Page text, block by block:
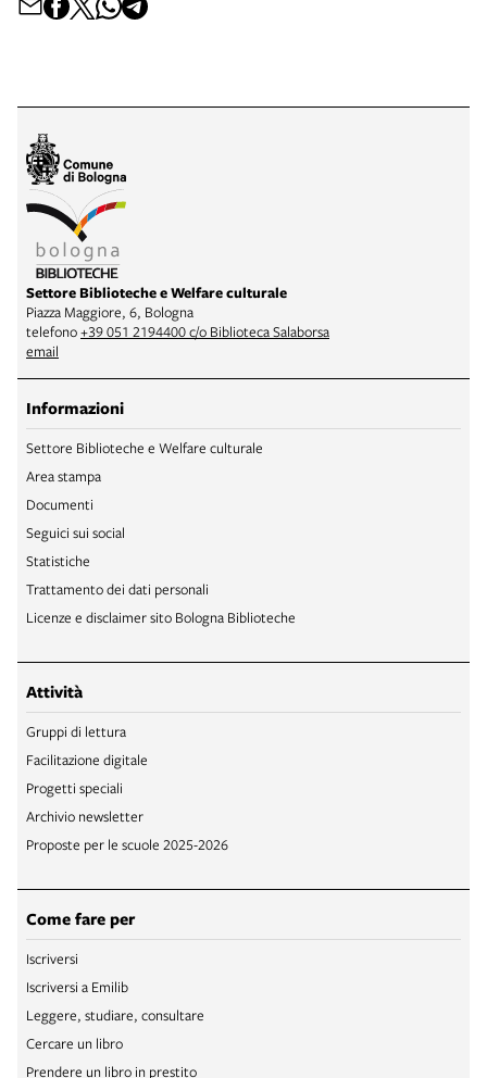
Settore Biblioteche e Welfare culturale
Piazza Maggiore, 6, Bologna
telefono+39 051 2194400 c/o Biblioteca Salaborsa
email
Informazioni
Settore Biblioteche e Welfare culturale
Area stampa
Documenti
Seguici sui social
Statistiche
Trattamento dei dati personali
Licenze e disclaimer sito Bologna Biblioteche
Attività
Gruppi di lettura
Facilitazione digitale
Progetti speciali
Archivio newsletter
Proposte per le scuole 2025-2026
Come fare per
Iscriversi
Iscriversi a Emilib
Leggere, studiare, consultare
Cercare un libro
Prendere un libro in prestito